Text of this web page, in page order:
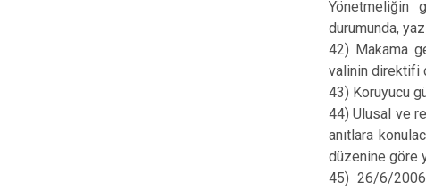
Yönetmeliğin
durumunda,
42) Makama
valinin direktifi
43) Koruyucu
44) Ulusal ve
anıtlara
düzenine göre
45) 26/6/